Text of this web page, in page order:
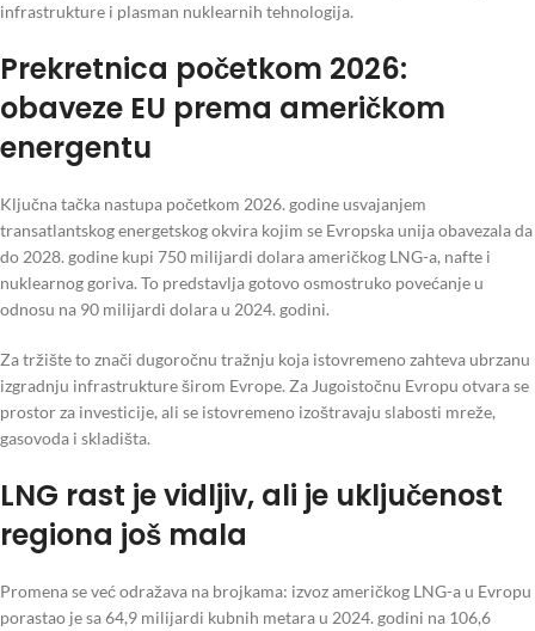
infrastrukture i plasman nuklearnih tehnologija.
Prekretnica početkom 2026:
obaveze EU prema američkom
energentu
Ključna tačka nastupa početkom 2026. godine usvajanjem
transatlantskog energetskog okvira kojim se Evropska unija obavezala da
do 2028. godine kupi 750 milijardi dolara američkog LNG-a, nafte i
nuklearnog goriva. To predstavlja gotovo osmostruko povećanje u
odnosu na 90 milijardi dolara u 2024. godini.
Za tržište to znači dugoročnu tražnju koja istovremeno zahteva ubrzanu
izgradnju infrastrukture širom Evrope. Za Jugoistočnu Evropu otvara se
prostor za investicije, ali se istovremeno izoštravaju slabosti mreže,
gasovoda i skladišta.
LNG rast je vidljiv, ali je uključenost
regiona još mala
Promena se već odražava na brojkama: izvoz američkog LNG-a u Evropu
porastao je sa 64,9 milijardi kubnih metara u 2024. godini na 106,6